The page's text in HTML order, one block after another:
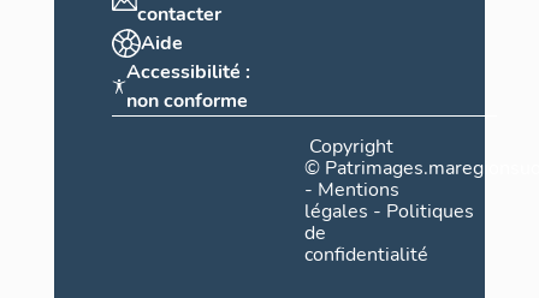
contacter
Aide
Accessibilité :
non conforme
Copyright
©
- Mentions
légales - Politiques
de
confidentialité